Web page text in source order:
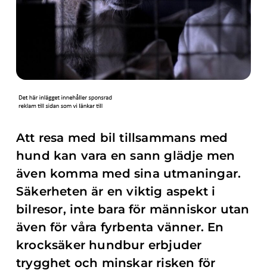
Att resa med bil tillsammans med
hund kan vara en sann glädje men
även komma med sina utmaningar.
Säkerheten är en viktig aspekt i
bilresor, inte bara för människor utan
även för våra fyrbenta vänner. En
krocksäker hundbur erbjuder
trygghet och minskar risken för